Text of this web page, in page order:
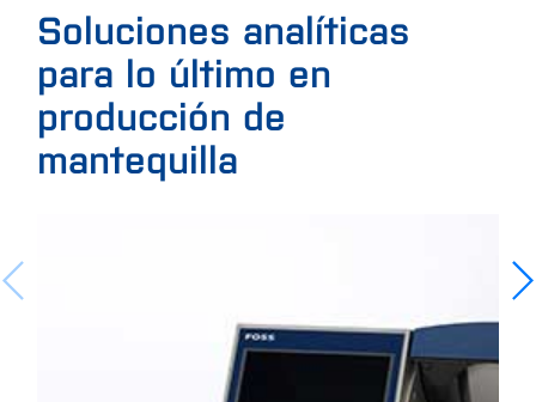
Soluciones analíticas
para lo último en
producción de
mantequilla